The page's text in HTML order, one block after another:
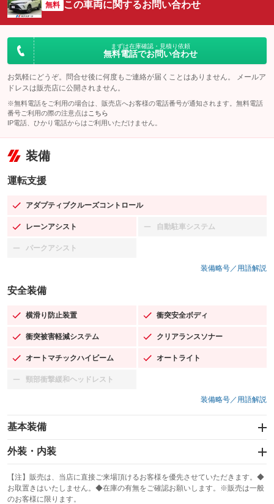
無料 この車両に関するお問い合わせ
まずは在庫確認・見積り依頼
無料電話でお問い合わせ
お気軽にどうぞ。問合せ後に何度もご連絡が届くことはありません。 メールア
ドレスは販売店に公開されません。
※無料電話をご利用の場合は、販売店へお客様の電話番号が通知されます。無料電話
番号ご利用の際の注意点は こちら
IP電話、ひかり電話からはご利用いただけません。
装備
運転支援
アダプティブクルーズコントロール
：装備あり
レーンアシスト
：装備あり 自動駐車システム
：装備なし
パークアシスト
：装備なし
装備略号／用語解説
安全装備
横滑り防止装置
：装備あり 衝突安全ボディ
：装備あり
衝突被害軽減システム
：装備あり クリアランスソナー
：装備あり
オートマチックハイビーム
：装備あり オートライト
：装備あり
頸部衝撃緩和ヘッドレスト
：装備なし
装備略号／用語解説
基本装備
エアバッグ：運転席/助手席/サイド
：装備あり
：装備なし
サンルーフ
：装備なし ABS
外装・内装
カーナビ
：装備なし
TV：フルセグ
：装備あり
【注】販売は、当店に直接ご来場頂けるお客様を優先させていただきます。◆
お取置きはいたしません。◆在庫の有無をご確認お願いします。※販売は一般
のお客様に限ります。